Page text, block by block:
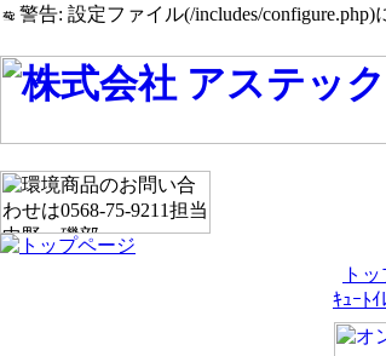
警告: 設定ファイル(/includes/
ト
ｷｭｰﾄ